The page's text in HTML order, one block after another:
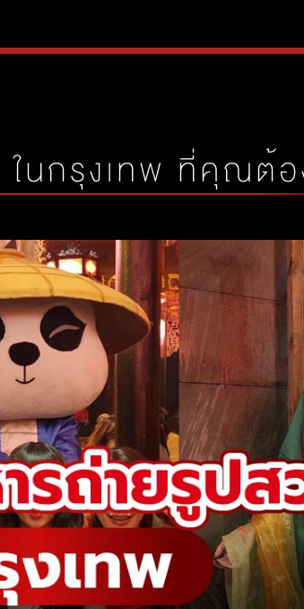
นกรุงเทพ ที่คุณต้อ